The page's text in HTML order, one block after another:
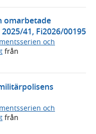
omarbetade
41, Fi2026/00195
och
från
och
från